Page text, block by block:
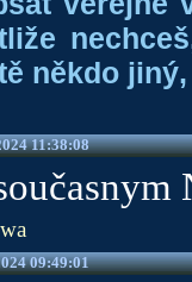
někdo
11:38:08
09:49:01